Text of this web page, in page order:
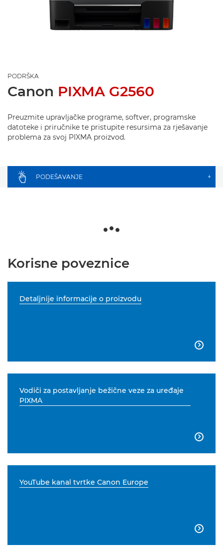
PODRŠKA
Canon PIXMA G2560
Preuzmite upravljačke programe, softver, programske
datoteke i priručnike te pristupite resursima za rješavanje
problema za svoj PIXMA proizvod.
PODEŠAVANJE +
Korisne poveznice
Detaljnije informacije o proizvodu

Vodiči za postavljanje bežične veze za uređaje
PIXMA

YouTube kanal tvrtke Canon Europe
